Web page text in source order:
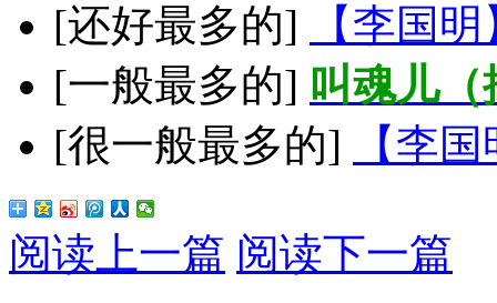
[还好最多的]
【李国
[一般最多的] 叫魂儿
[很一般最多的]
【李
阅读上一篇 阅读下一篇